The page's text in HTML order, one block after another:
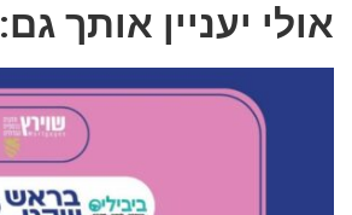
אולי יעניין אותך גם: